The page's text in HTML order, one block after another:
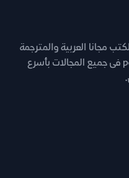
مجانا العربية والمترجمة
والروايات والقصص وغيرها من كتب مجانية pdf فى جميع المجالات بأسرع